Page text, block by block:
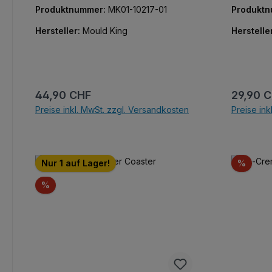
Produktnummer: MK01-10217-01
Hersteller: Mould King
Regulärer Preis:
44,90 CHF
Preise inkl. MwSt. zzgl. Versandkosten
29,90
Preise
Nur 1 auf Lager!
% Rabatt
%